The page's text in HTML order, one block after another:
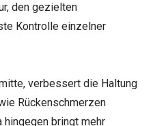
den gezielten
Kontrolle einzelner
verbessert die Haltung
Rückenschmerzen
hingegen bringt mehr